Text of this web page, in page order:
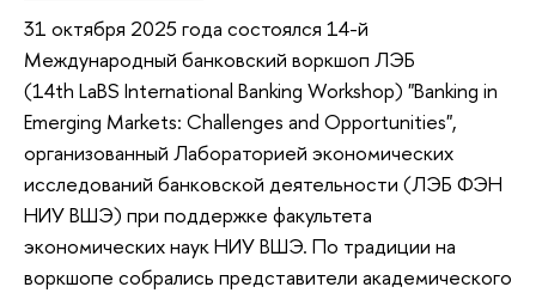
31 октября 2025 года состоялся 14-й
Международный банковский воркшоп ЛЭБ
(14th LaBS International Banking Workshop) "Banking in
Emerging Markets: Challenges and Opportunities",
организованный Лабораторией экономических
исследований банковской деятельности (ЛЭБ ФЭН
НИУ ВШЭ) при поддержке факультета
экономических наук НИУ ВШЭ. По традиции на
воркшопе собрались представители академического